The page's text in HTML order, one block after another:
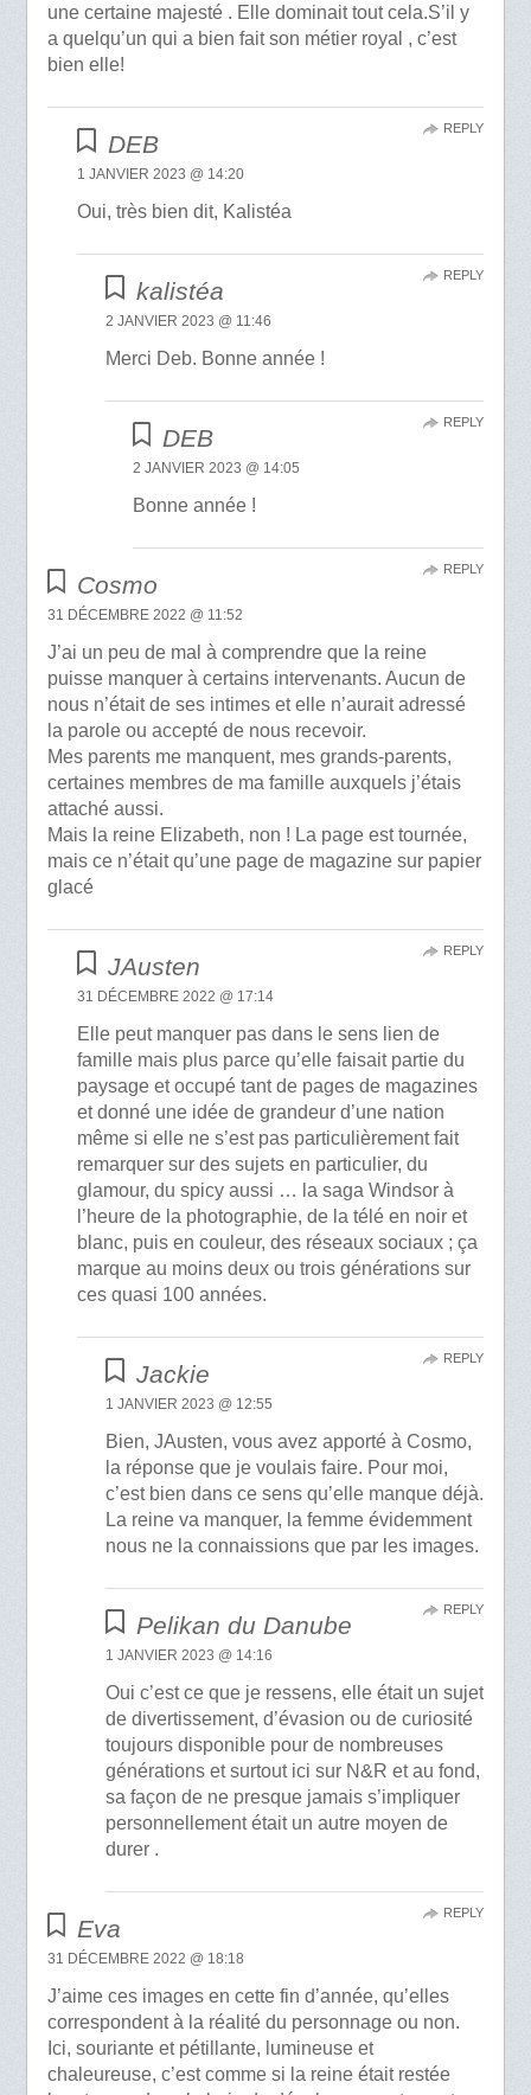
une certaine majesté . Elle dominait tout cela.S’il y
a quelqu’un qui a bien fait son métier royal , c’est
bien elle!
DEB
1 JANVIER 2023 @ 14:20
Oui, très bien dit, Kalistéa
REPLY
kalistéa
2 JANVIER 2023 @ 11:46
Merci Deb. Bonne année !
REPLY
DEB
2 JANVIER 2023 @ 14:05
Bonne année !
REPLY
Cosmo
31 DÉCEMBRE 2022 @ 11:52
J’ai un peu de mal à comprendre que la reine
puisse manquer à certains intervenants. Aucun de
nous n’était de ses intimes et elle n’aurait adressé
la parole ou accepté de nous recevoir.
Mes parents me manquent, mes grands-parents,
certaines membres de ma famille auxquels j’étais
attaché aussi.
Mais la reine Elizabeth, non ! La page est tournée,
mais ce n’était qu’une page de magazine sur papier
glacé
REPLY
JAusten
31 DÉCEMBRE 2022 @ 17:14
Elle peut manquer pas dans le sens lien de
famille mais plus parce qu’elle faisait partie du
paysage et occupé tant de pages de magazines
et donné une idée de grandeur d’une nation
même si elle ne s’est pas particulièrement fait
remarquer sur des sujets en particulier, du
glamour, du spicy aussi … la saga Windsor à
l’heure de la photographie, de la télé en noir et
blanc, puis en couleur, des réseaux sociaux ; ça
marque au moins deux ou trois générations sur
ces quasi 100 années.
REPLY
Jackie
1 JANVIER 2023 @ 12:55
Bien, JAusten, vous avez apporté à Cosmo,
la réponse que je voulais faire. Pour moi,
c’est bien dans ce sens qu’elle manque déjà.
La reine va manquer, la femme évidemment
nous ne la connaissions que par les images.
REPLY
Pelikan du Danube
1 JANVIER 2023 @ 14:16
Oui c’est ce que je ressens, elle était un sujet
de divertissement, d’évasion ou de curiosité
toujours disponible pour de nombreuses
générations et surtout ici sur N&R et au fond,
sa façon de ne presque jamais s’impliquer
personnellement était un autre moyen de
durer .
REPLY
Eva
31 DÉCEMBRE 2022 @ 18:18
J’aime ces images en cette fin d’année, qu’elles
correspondent à la réalité du personnage ou non.
Ici, souriante et pétillante, lumineuse et
chaleureuse, c’est comme si la reine était restée
REPLY